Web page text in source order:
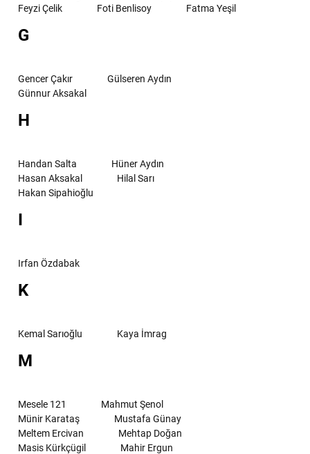
Feyzi Çelik
Foti Benlisoy Fatma Yeşil
G
Gencer Çakır
Gülseren Aydın
Günnur Aksakal
H
Handan Salta
Hüner Aydın
Hasan Aksakal
Hilal Sarı
Hakan Sipahioğlu
I
Irfan Özdabak
K
Kemal Sarıoğlu Kaya İmrag
M
Mesele 121
Mahmut Şenol
Münir Karataş
Mustafa Günay
Meltem Ercivan
Mehtap Doğan
Masis Kürkçügil
Mahir Ergun